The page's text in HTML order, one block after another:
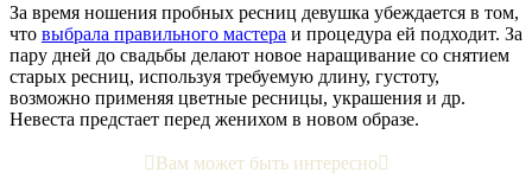
За время ношения пробных ресниц девушка убеждается в том,
что выбрала правильного мастера и процедура ей подходит. За
пару дней до свадьбы делают новое наращивание со снятием
старых ресниц, используя требуемую длину, густоту,
возможно применяя цветные ресницы, украшения и др.
Невеста предстает перед женихом в новом образе.
 Вам может быть интересно